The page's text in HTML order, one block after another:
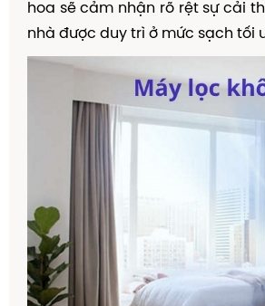
hoa sẽ cảm nhận rõ rệt sự cải
nhà được duy trì ở mức sạch tối